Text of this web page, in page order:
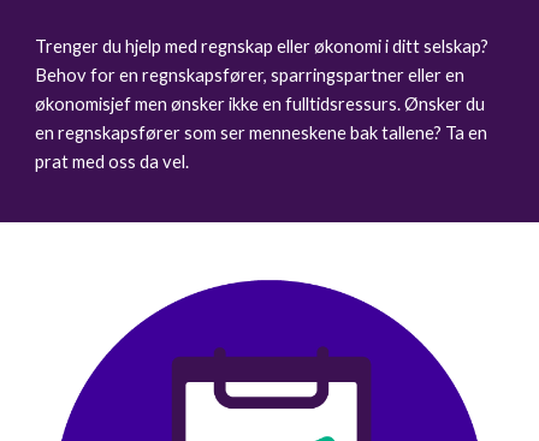
Trenger du hjelp med regnskap eller økonomi i ditt selskap?
Behov for en regnskapsfører, sparringspartner eller en
økonomisjef men ønsker ikke en fulltidsressurs.Ønsker du
en regnskapsfører som ser menneskene bak tallene? Ta en
prat med oss da vel.